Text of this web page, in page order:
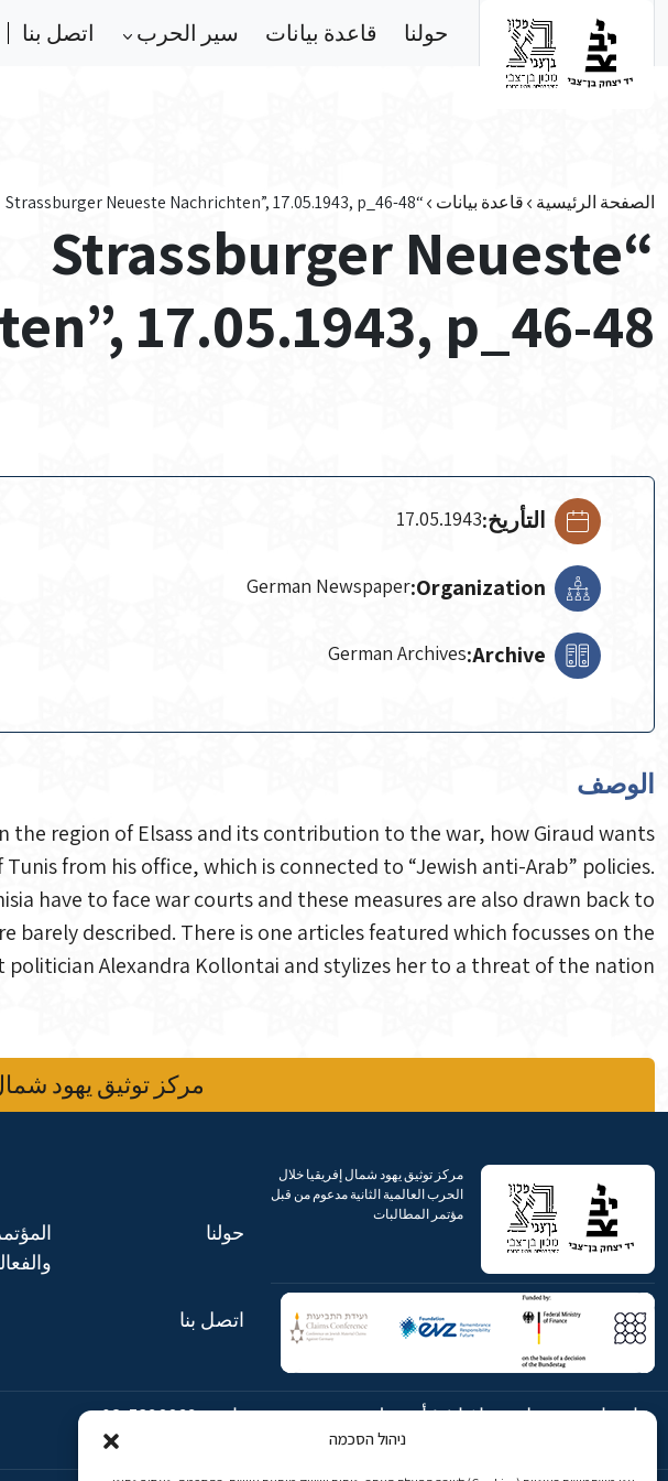
ניהול הסכמה
حولنا قاعدة بيانات سير الحرب اتصل بنا
الصفحة الرئيسية قاعدة بيانات “Strassburger Neueste Nachrichten”, 17.05.1943, p_46-48
“Strassburger Neueste
17.05.1943, p_46-48
التأريخ:17.05.1943
Organization:
German Newspaper
Archive:
German Archives
الوصف
the region of Elsass and its contribution to the war, how Giraud wants
from his office, which is connected to “Jewish anti-Arab” policies.
have to face war courts and these measures are also drawn back to
barely described. There is one articles featured which focusses on the
politician Alexandra Kollontai and stylizes her to a threat of the nation.
مركز توثيق يهود
مركز توثيق يهود شمال إفريقيا خلال
الحرب العالمية الثانية مدعوم من قبل
مؤتمر المطالبات
حولنا
اتصل بنا
شارع ابن جبيرول، رحافيا ١٤ أورشليم
هاتف:02-5398869